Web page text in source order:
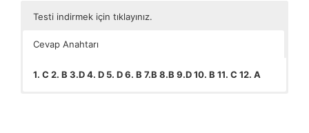
Testi indirmek için tıklayınız.
Cevap Anahtarı
1. C 2. B 3.D 4. D 5. D 6. B 7.B 8.B 9.D 10. B 11. C 12. A